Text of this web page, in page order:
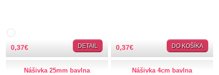
Gombíky
Guma
0,37€ DETAIL 0,37€ DO KOŠÍKA
Nášivka 25mm bavlna Nášivka 4cm bavlna